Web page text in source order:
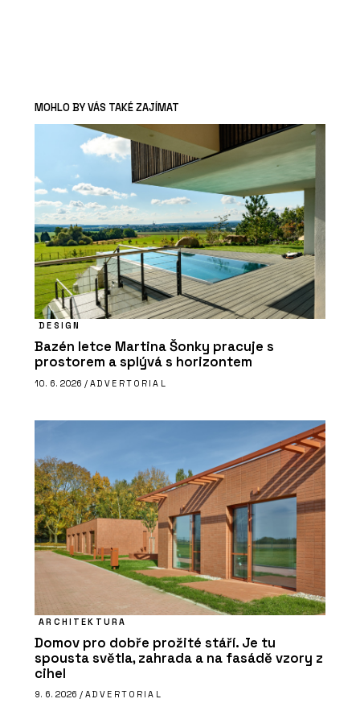
MOHLO BY VÁS TAKÉ ZAJÍMAT
DESIGN
Bazén letce Martina Šonky pracuje s
prostorem a splývá s horizontem
10. 6. 2026 / ADVERTORIAL
ARCHITEKTURA
Domov pro dobře prožité stáří. Je tu
spousta světla, zahrada a na fasádě vzory z
cihel
9. 6. 2026 / ADVERTORIAL